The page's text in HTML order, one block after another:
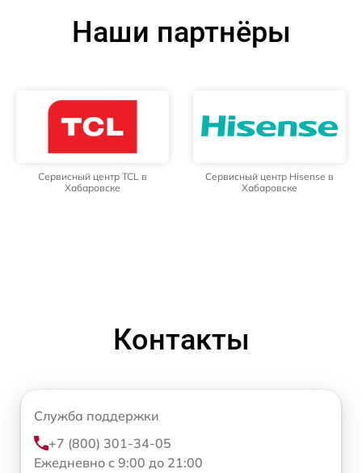
Наши партнёры
Сервисный центр TCL в
Хабаровске
Сервисный центр Hisense в
Хабаровске
Контакты
Служба поддержки
+7 (800) 301-34-05
Ежедневно с 9:00 до 21:00